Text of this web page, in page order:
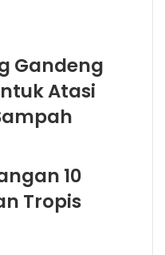
Gandeng
Atasi
10
Tropis